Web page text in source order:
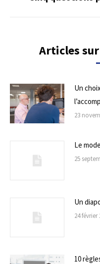
Articles
Un
23
Le
25
Un
24 février
10